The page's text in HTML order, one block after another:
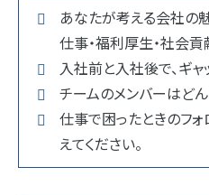
あなたが考える会社の
仕事・福利厚生・社会
入社前と入社後で、ギャ
チームのメンバーはど
仕事で困ったときのフ
えてください。